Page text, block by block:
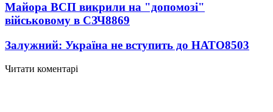
Майора ВСП викрили на "допомозі"
військовому в СЗЧ8869
Залужний: Україна не вступить до НАТО8503
Читати коментарі